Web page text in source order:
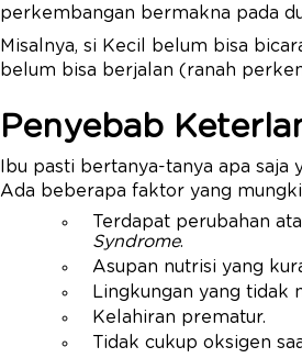
perkembangan bermakna pada
Misalnya, si Kecil belum bisa
belum bisa berjalan (ranah
Penyebab
Ibu pasti bertanya-tanya apa
Ada beberapa faktor yang
Terdapat perubahan
Syndrome.
Asupan nutrisi yang
Lingkungan yang tidak
Kelahiran prematur.
Tidak cukup oksigen